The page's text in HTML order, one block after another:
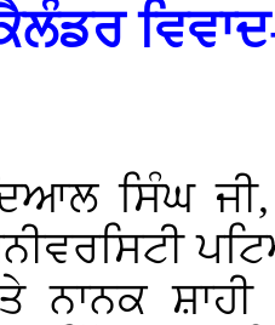
ਸਿੰਘ ਜੀ,
ਨਾਨਕ ਸ਼ਾਹੀ